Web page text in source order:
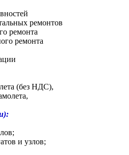
ремонтов
ремонта
ремонта
(без НДС),
и узлов;